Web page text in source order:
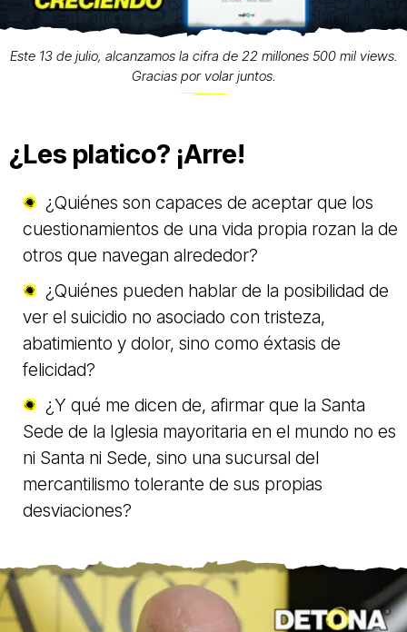
Este 13 de julio, alcanzamos la cifra de 22 millones 500 mil views.
Gracias por volar juntos.
¿Les platico? ¡Arre!
¿Quiénes son capaces de aceptar que los
cuestionamientos de una vida propia rozan la de
otros que navegan alrededor?
¿Quiénes pueden hablar de la posibilidad de
ver el suicidio no asociado con tristeza,
abatimiento y dolor, sino como éxtasis de
felicidad?
¿Y qué me dicen de, afirmar que la Santa
Sede de la Iglesia mayoritaria en el mundo no es
ni Santa ni Sede, sino una sucursal del
mercantilismo tolerante de sus propias
desviaciones?